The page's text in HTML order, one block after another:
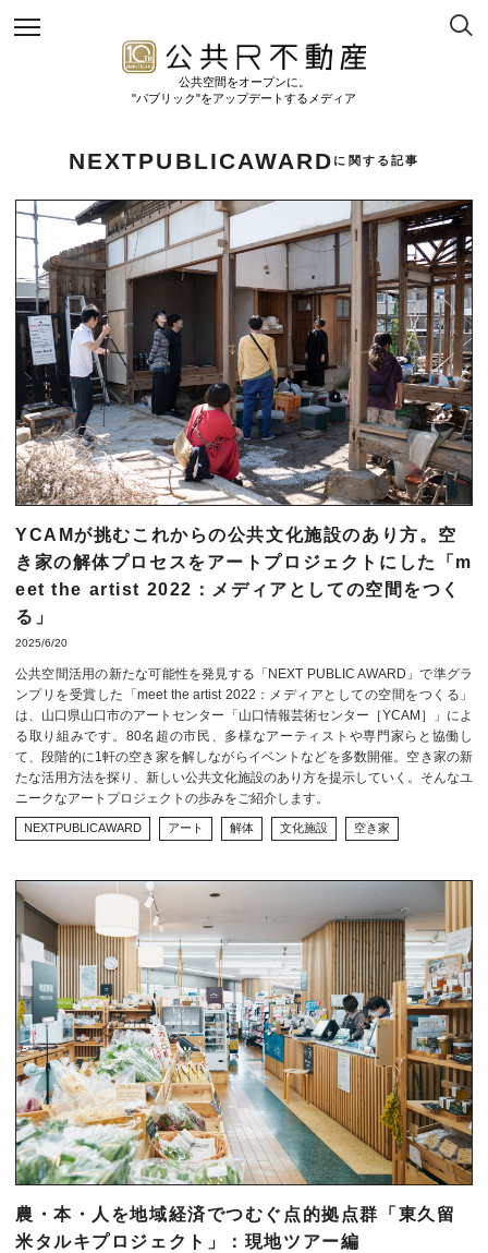
公共空間をオープンに。
"パブリック"をアップデートするメディア
NEXTPUBLICAWARD に関する記事
YCAMが挑むこれからの公共文化施設のあり方。空
き家の解体プロセスをアートプロジェクトにした「m
eet the artist 2022：メディアとしての空間をつく
る」
2025/6/20
公共空間活用の新たな可能性を発見する「NEXT PUBLIC AWARD」で準グラ
ンプリを受賞した「meet the artist 2022：メディアとしての空間をつくる」
は、山口県山口市のアートセンター「山口情報芸術センター［YCAM］」によ
る取り組みです。80名超の市民、多様なアーティストや専門家らと協働し
て、段階的に1軒の空き家を解しながらイベントなどを多数開催。空き家の新
たな活用方法を探り、新しい公共文化施設のあり方を提示していく。そんなユ
ニークなアートプロジェクトの歩みをご紹介します。
NEXTPUBLICAWARD アート 解体 文化施設 空き家
農・本・人を地域経済でつむぐ点的拠点群「東久留
米タルキプロジェクト」：現地ツアー編